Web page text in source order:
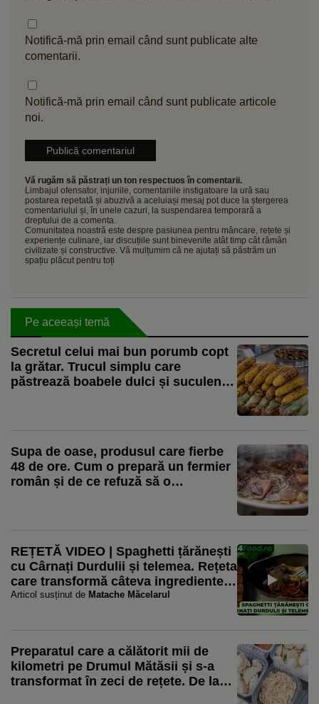
Notifică-mă prin email când sunt publicate alte
comentarii.
Notifică-mă prin email când sunt publicate articole
noi.
Vă rugăm să păstrați un ton respectuos în comentarii.
Limbajul ofensator, injuriile, comentariile instigatoare la ură sau
postarea repetată și abuzivă a aceluiași mesaj pot duce la ștergerea
comentariului și, în unele cazuri, la suspendarea temporară a
dreptului de a comenta.
Comunitatea noastră este despre pasiunea pentru mâncare, rețete și
experiențe culinare, iar discuțiile sunt binevenite atât timp cât rămân
civilizate și constructive. Vă mulțumim că ne ajutați să păstrăm un
spațiu plăcut pentru toți
Pe aceeași temă
Secretul celui mai bun porumb copt
la grătar. Trucul simplu care
păstrează boabele dulci și suculente
Supa de oase, produsul care fierbe
48 de ore. Cum o prepară un fermier
român și de ce refuză să o
REȚETĂ VIDEO | Spaghetti țărănești
cu Cârnați Durdulii și telemea. Rețeta
care transformă câteva ingrediente
simple într-o masă plină de gust
Articol susținut de Matache Măcelarul
Preparatul care a călătorit mii de
kilometri pe Drumul Mătăsii și s-a
transformat în zeci de rețete. De la